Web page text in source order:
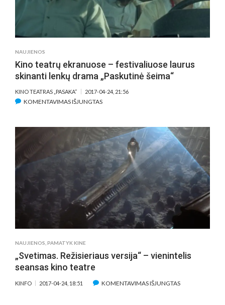
NAUJIENOS
Kino teatrų ekranuose – festivaliuose laurus
skinanti lenkų drama „Paskutinė šeima“
KINO TEATRAS „PASAKA“ 2017-04-24, 21:56
KOMENTAVIMAS IŠJUNGTASĮRAŠE
EKRANUOSE
–
FESTIVALIUOSE
LAURUS
SKINANTI
LENKŲ
DRAMA
„PASKUTINĖ
ŠEIMA“
NAUJIENOS PAMATYK KINE
„Svetimas. Režisieriaus versija“ – vienintelis
seansas kino teatre
KINFO 2017-04-24, 18:51 KOMENTAVIMAS IŠJUNGTASĮRAŠE